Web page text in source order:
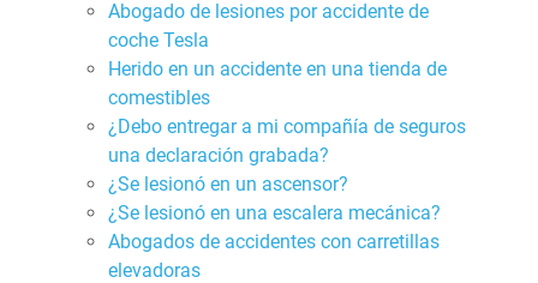
Abogado de lesiones por accidente de
coche Tesla
Herido en un accidente en una tienda de
comestibles
¿Debo entregar a mi compañía de seguros
una declaración grabada?
¿Se lesionó en un ascensor?
¿Se lesionó en una escalera mecánica?
Abogados de accidentes con carretillas
elevadoras